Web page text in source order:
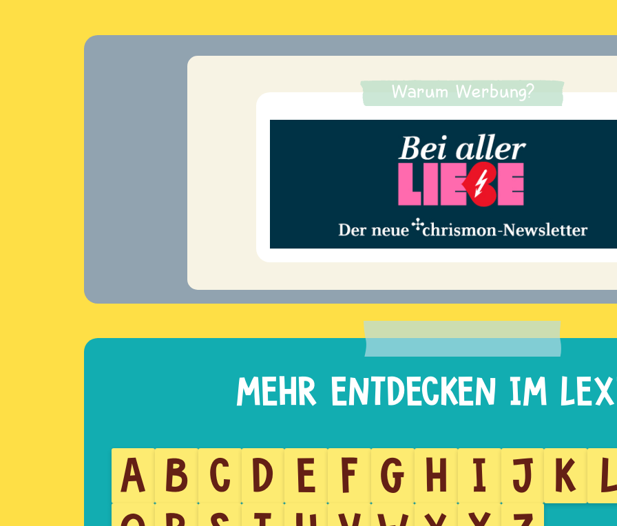
Warum Werbung?
A B C D E F G H I J K